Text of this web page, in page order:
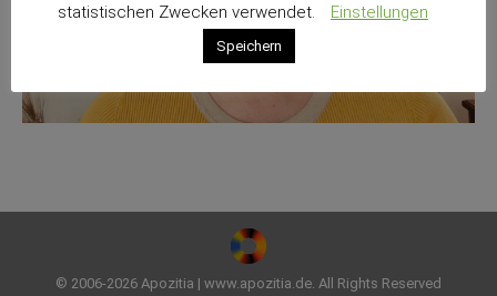
© 2006-2026 Apozitia | www.apozitia.de. All Rights Reserved
statistischen Zwecken verwendet.
Einstellungen
Speichern